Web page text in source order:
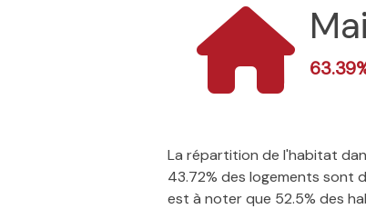
La répartition de l'habitat
43.72% des logements sont
est à noter que 52.5% des